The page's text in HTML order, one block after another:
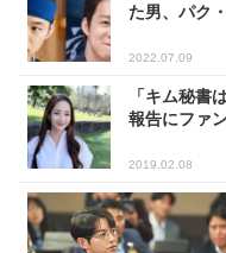
た男、パク
2022.07.09
「キム秘書
報告にファ
2019.02.08